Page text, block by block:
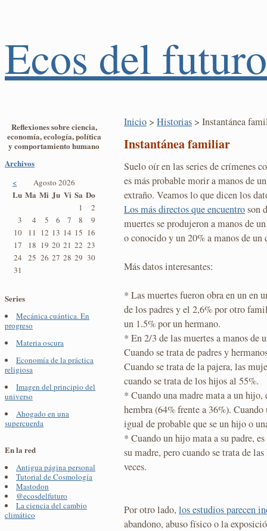
Ecos del futuro
Reflexiones sobre ciencia,
economía, ecología, política
y comportamiento humano
Archivos
< Agosto 2026
Lu Ma Mi Ju Vi Sa Do
1
2
3
4 5 6 7 8
9
10
11 12 13 14 15 16
17
18 19 20 21 22 23
24
25 26 27 28 29 30
31
Series
Mecánica cuántica. En
progreso
Materia oscura
Economía de la práctica
religiosa
Imagen del principio del
universo
Ahogado en una
supercuerda
En la red
Antigua página personal
Tutorial de Cosmología
Mastodon
@ecosdelfuturo
La ciencia del cambio
climático
Inicio > Historias > Instantánea
Instantánea familiar
Suelo oír en las series de crímenes
es más probable morir a manos de
extraño. Veamos lo que dicen los
Los más directos que encuentroson
muertes se produjeron a manos de
o conocido y un 20% a manos de un
Más datos interesantes:
* Las muertes fueron obra en un en
de los padres y el 2,6% por otro
un 1.5% por un hermano.
* En 2/3 de las muertes a manos de
Cuando se trata de padres y
Cuando se trata de la pajera, las
cuando se trata de los hijos al 55%.
* Cuando una madre mata a un hijo,
hembra (64% frente a 36%).
igual de probable que se un hijo o
* Cuando un hijo mata a su padre,
su madre, pero cuando se trata de
veces.
Por otro lado, los estudios parecen
abandono, abuso físico o la